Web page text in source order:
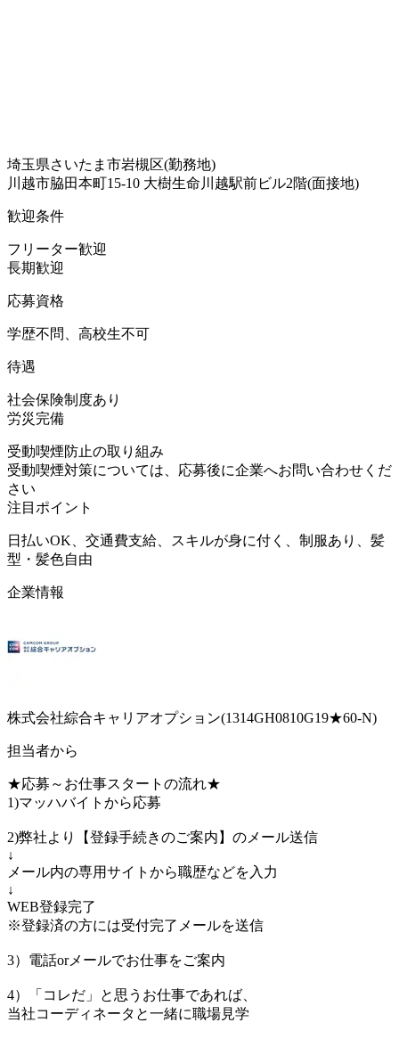
埼玉県さいたま市岩槻区(勤務地)
川越市脇田本町15-10 大樹生命川越駅前ビル2階(面接地)
歓迎条件
フリーター歓迎
長期歓迎
応募資格
学歴不問、高校生不可
待遇
社会保険制度あり
労災完備
受動喫煙防止の取り組み
受動喫煙対策については、応募後に企業へお問い合わせくだ
さい
注目ポイント
日払いOK、交通費支給、スキルが身に付く、制服あり、髪
型・髪色自由
企業情報
株式会社綜合キャリアオプション(1314GH0810G19★60-N)
担当者から
★応募～お仕事スタートの流れ★
1)マッハバイトから応募
2)弊社より【登録手続きのご案内】のメール送信
↓
メール内の専用サイトから職歴などを入力
↓
WEB登録完了
※登録済の方には受付完了メールを送信
3）電話orメールでお仕事をご案内
4）「コレだ」と思うお仕事であれば、
当社コーディネータと一緒に職場見学